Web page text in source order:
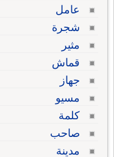
عامل
شجرة
مثير
قماش
جهاز
مسيو
كلمة
صاحب
مدينة